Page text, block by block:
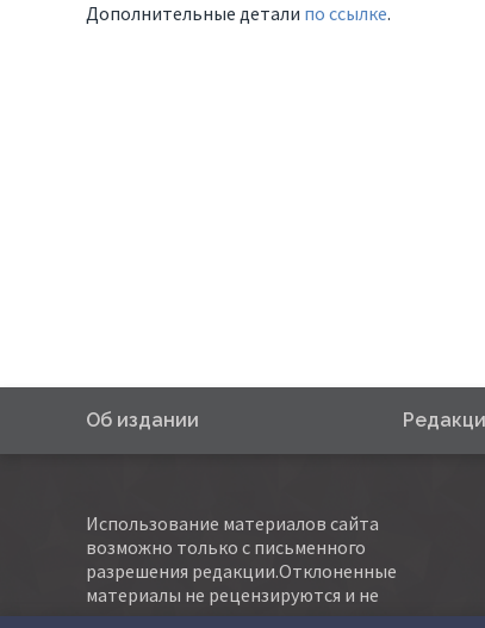
Дополнительные детали по ссылке.
Об издании
Использование материалов сайта
возможно только с письменного
разрешения редакции.Отклоненные
материалы не рецензируются и не
возвращаются авторам.